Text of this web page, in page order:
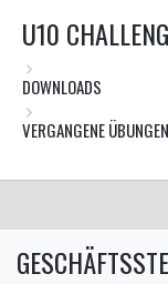
U10
DOWNLOADS
VERGANGENE